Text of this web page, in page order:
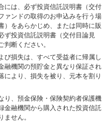
には、必ず投資信託説明書（交付
ァンドの取得のお申込みを行う場
）をあらかじめ、または同時に販
ず投資信託説明書（交付目論見
断ください。
び損失は、すべて受益者に帰属し
融機関の預貯金と異なり保証され
により、損失を被り、元本を割り
り、預金保険・保険契約者保護機
金融機関から購入された投資信託
せん。